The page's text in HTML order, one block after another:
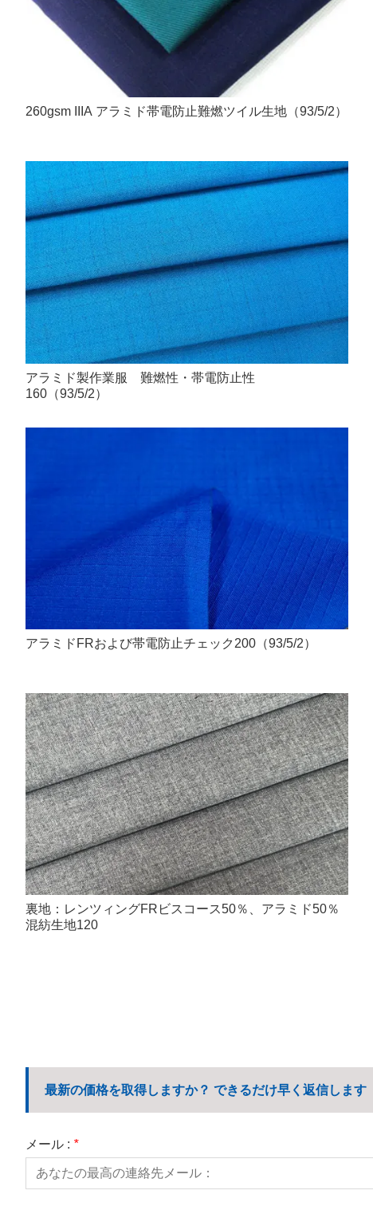
260gsm IIIA アラミド帯電防止難燃ツイル生地（93/5/2）
アラミド製作業服 難燃性・帯電防止性
160（93/5/2）
アラミドFRおよび帯電防止チェック200（93/5/2）
裏地：レンツィングFRビスコース50％、アラミド50％
混紡生地120
最新の価格を取得しますか？ できるだけ早く返信します
メール : *